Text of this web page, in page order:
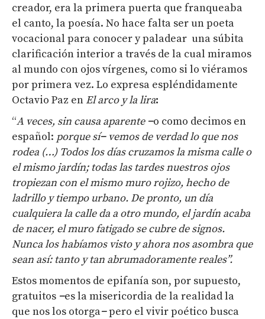
creador, era la primera puerta que franqueaba
el canto, la poesía. No hace falta ser un poeta
vocacional para conocer y paladear una súbita
clarificación interior a través de la cual miramos
al mundo con ojos vírgenes, como si lo viéramos
por primera vez. Lo expresa espléndidamente
Octavio Paz en El arco y la lira:
“A veces, sin causa aparente −o como decimos en
español: porque sí−vemos de verdad lo que nos
rodea (…) Todos los días cruzamos la misma calle o
el mismo jardín; todas las tardes nuestros ojos
tropiezan con el mismo muro rojizo, hecho de
ladrillo y tiempo urbano. De pronto, un día
cualquiera la calle da a otro mundo, el jardín acaba
de nacer, el muro fatigado se cubre de signos.
Nunca los habíamos visto y ahora nos asombra que
sean así: tanto y tan abrumadoramente reales”.
Estos momentos de epifanía son, por supuesto,
gratuitos −es la misericordia de la realidad la
que nos los otorga−pero el vivir poético busca